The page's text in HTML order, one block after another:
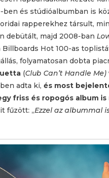
ben és stúdióalbumban is
rapperekhez társult,
debütált, majd 2008-ban
Hot 100-as
folyamatosan dobta
(Club Can’t Handle Me)
adta ki, és most
friss és ropogós album
fűzött: „Ezzel az albummal